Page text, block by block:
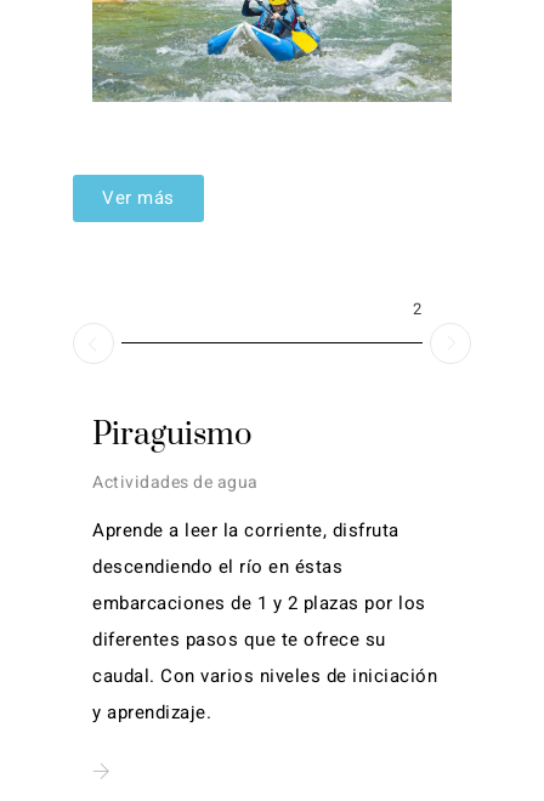
Ver más
2026
Piraguismo
Actividades de agua
Aprende a leer la corriente, disfruta
descendiendo el río en éstas
embarcaciones de 1 y 2 plazas por los
diferentes pasos que te ofrece su
caudal. Con varios niveles de iniciación
y aprendizaje.